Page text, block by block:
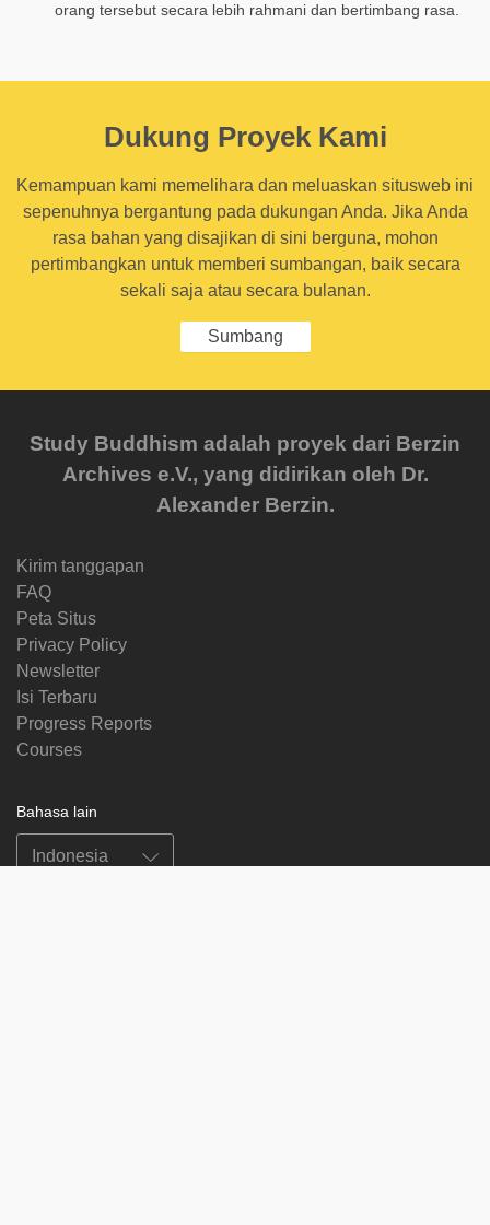
orang tersebut secara lebih rahmani dan bertimbang rasa.
Dukung Proyek Kami
Kemampuan kami memelihara dan meluaskan situsweb ini
sepenuhnya bergantung pada dukungan Anda. Jika Anda
rasa bahan yang disajikan di sini berguna, mohon
pertimbangkan untuk memberi sumbangan, baik secara
sekali saja atau secara bulanan.
Sumbang
Study Buddhism adalah proyek dari Berzin
Archives e.V., yang didirikan oleh Dr.
Alexander Berzin.
Kirim tanggapan
FAQ
Peta Situs
Privacy Policy
Newsletter
Isi Terbaru
Progress Reports
Courses
Bahasa lain